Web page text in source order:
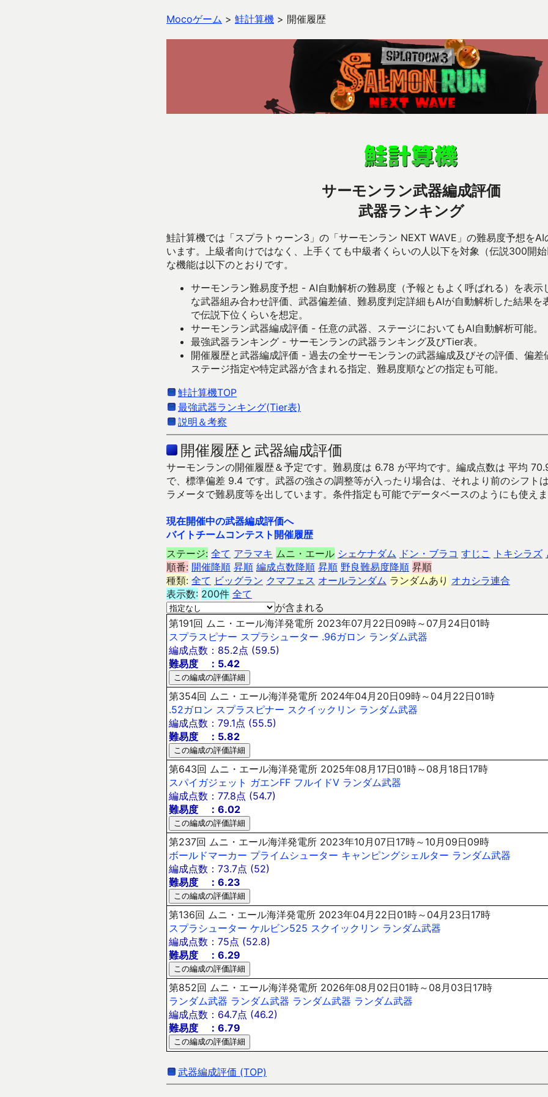
Mocoゲーム > 鮭計算機 > 開催履歴
サーモンラン武器編成評価
武器ランキング
鮭計算機では「スプラトゥーン3」の「サーモンラン NEXT WAVE」の難易度予想を
います。上級者向けではなく、上手くても中級者くらいの人以下を対象（伝説300開
な機能は以下のとおりです。
サーモンラン難易度予想 - AI自動解析の難易度（予報ともよく呼ばれる）を表示
な武器組み合わせ評価、武器偏差値、難易度判定詳細もAIが自動解析した結果を
で伝説下位くらいを想定。
サーモンラン武器編成評価 - 任意の武器、ステージにおいてもAI自動解析可能。
最強武器ランキング - サーモンランの武器ランキング及びTier表。
開催履歴と武器編成評価 - 過去の全サーモンランの武器編成及びその評価、偏差
ステージ指定や特定武器が含まれる指定、難易度順などの指定も可能。
鮭計算機TOP
最強武器ランキング(Tier表)
説明＆考察
開催履歴と武器編成評価
サーモンランの開催履歴＆予定です。難易度は 6.78 が平均です。編成点数は 平均
で、標準偏差 9.4 です。武器の強さの調整等が入ったり場合は、それより前のシフト
ラメータで難易度等を出しています。条件指定も可能でデータベースのようにも使え
現在開催中の武器編成評価へ
バイトチームコンテスト開催履歴
ステージ: 全て アラマキ ムニ・エール シェケナダム ドン・ブラコ すじこ トキシラズ
順番: 開催降順 昇順 編成点数降順 昇順 野良難易度降順 昇順
種類: 全て ビッグラン クマフェス オールランダム ランダムあり オカシラ連合
表示数: 200件 全て
が含まれる
第191回 ムニ・エール海洋発電所 2023年07月22日09時～07月24日01時
スプラスピナー スプラシューター .96ガロン ランダム武器
編成点数：85.2点 (59.5)
難易度 ：5.42
第354回 ムニ・エール海洋発電所 2024年04月20日09時～04月22日01時
.52ガロン スプラスピナー スクイックリン ランダム武器
編成点数：79.1点 (55.5)
難易度 ：5.82
第643回 ムニ・エール海洋発電所 2025年08月17日01時～08月18日17時
スパイガジェット ガエンFF フルイドV ランダム武器
編成点数：77.8点 (54.7)
難易度 ：6.02
第237回 ムニ・エール海洋発電所 2023年10月07日17時～10月09日09時
ボールドマーカー プライムシューター キャンピングシェルター ランダム武器
編成点数：73.7点 (52)
難易度 ：6.23
第136回 ムニ・エール海洋発電所 2023年04月22日01時～04月23日17時
スプラシューター ケルビン525 スクイックリン ランダム武器
編成点数：75点 (52.8)
難易度 ：6.29
第852回 ムニ・エール海洋発電所 2026年08月02日01時～08月03日17時
ランダム武器 ランダム武器 ランダム武器 ランダム武器
編成点数：64.7点 (46.2)
難易度 ：6.79
武器編成評価 (TOP)